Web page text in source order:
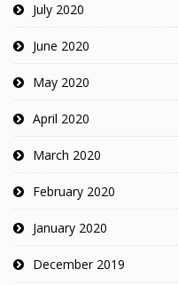
July 2020
June 2020
May 2020
April 2020
March 2020
February 2020
January 2020
December 2019